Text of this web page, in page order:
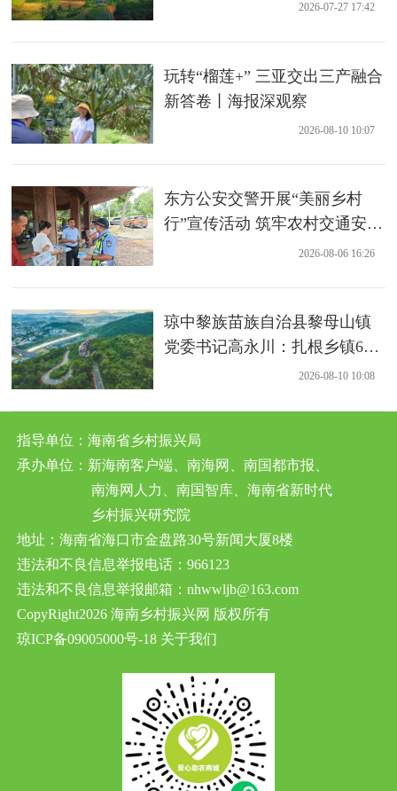
2026-07-27 17:42
玩转“榴莲+” 三亚交出三产融合
新答卷丨海报深观察
2026-08-10 10:07
东方公安交警开展“美丽乡村
行”宣传活动 筑牢农村交通安全
2026-08-06 16:26
琼中黎族苗族自治县黎母山镇
党委书记高永川：扎根乡镇6
年，把党建优势转化为富民实
2026-08-10 10:08
指导单位：海南省乡村振兴局
承办单位：新海南客户端、南海网、南国都市报、
南海网人力、南国智库、海南省新时代
乡村振兴研究院
地址：海南省海口市金盘路30号新闻大厦8楼
违法和不良信息举报电话：966123
违法和不良信息举报邮箱：nhwwljb@163.com
CopyRight2026 海南乡村振兴网 版权所有
琼ICP备09005000号-18 关于我们